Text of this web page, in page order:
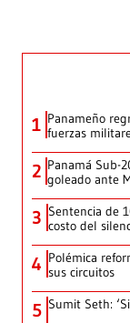
1 Panameño
fuerzas
2 Panamá Sub-
goleado ante
3 Sentencia de
costo del
4 Polémica
sus circuitos
5 Sumit Seth: